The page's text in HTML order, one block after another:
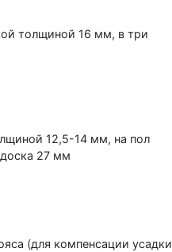
толщиной 16 мм, в три
12,5-14 мм, на пол
27 мм
(для компенсации усадки